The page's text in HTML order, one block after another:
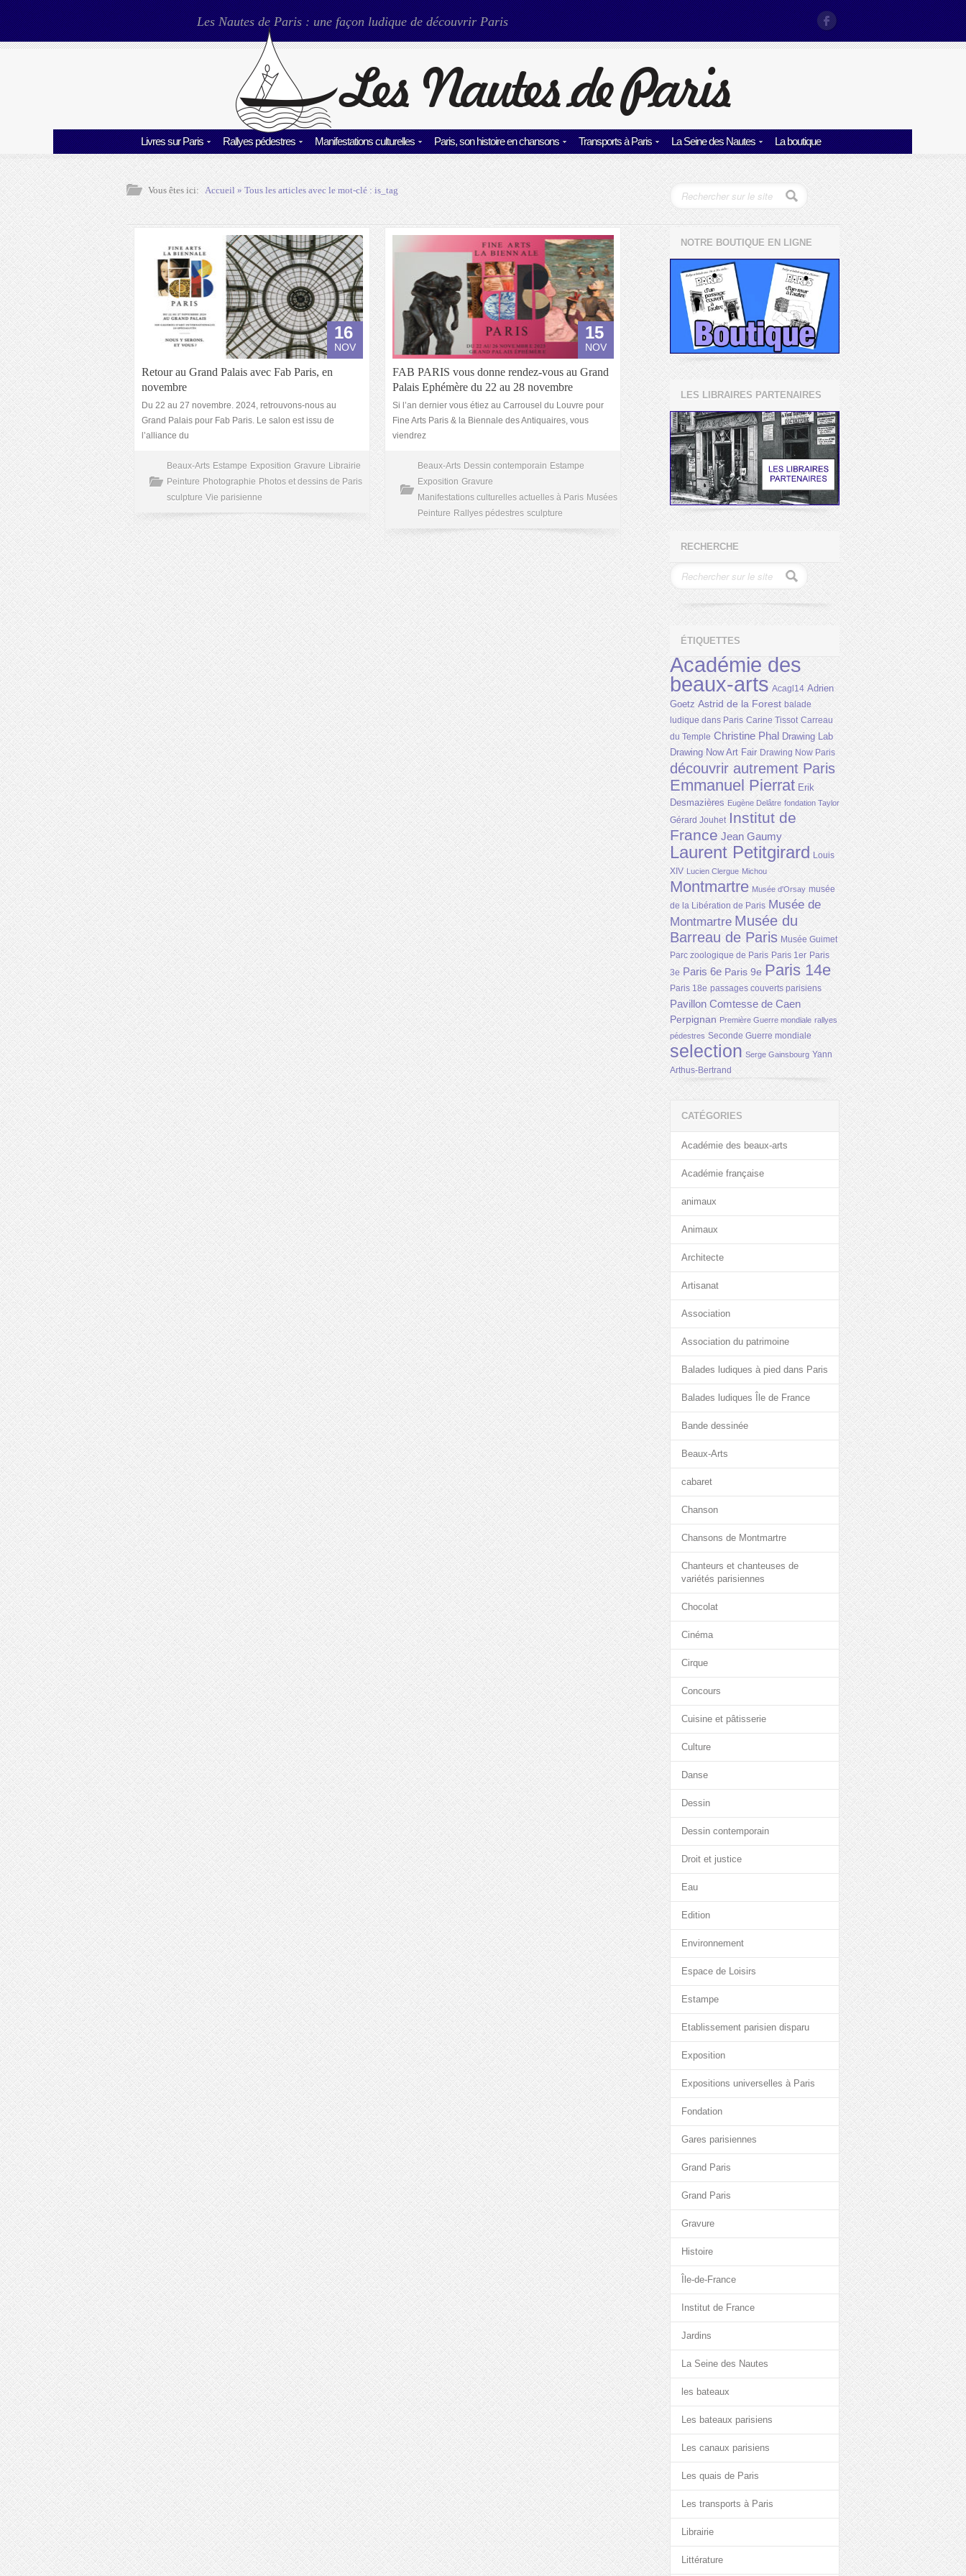
Les Nautes de Paris : une façon ludique de découvrir Paris
Livres sur Paris Rallyes pédestres Manifestations culturelles Paris, son histoire en chansons Transports à Paris La Seine des Nautes La boutique
Vous êtes ici: Accueil» Tous les articles avec le mot-clé :is_tag
16
NOV
Retour au Grand Palais avec Fab Paris, en
novembre
Du 22 au 27 novembre. 2024, retrouvons-nous au
Grand Palais pour Fab Paris. Le salon est issu de
l’alliance du
Beaux-Arts Estampe Exposition Gravure Librairie
Peinture Photographie Photos et dessins de Paris
sculpture Vie parisienne
15
NOV
FAB PARIS vous donne rendez-vous au Grand
Palais Ephémère du 22 au 28 novembre
Si l’an dernier vous étiez au Carrousel du Louvre pour
Fine Arts Paris & la Biennale des Antiquaires, vous
viendrez
Beaux-Arts Dessin contemporain Estampe
Exposition Gravure
Manifestations culturelles actuelles à Paris Musées
Peinture Rallyes pédestres sculpture
NOTRE BOUTIQUE EN LIGNE
LES LIBRAIRES PARTENAIRES
RECHERCHE
ÉTIQUETTES
Académie des
beaux-arts Acagl14 Adrien
Goetz Astrid de la Forest balade
ludique dans Paris Carine Tissot Carreau
du Temple Christine Phal Drawing Lab
Drawing Now Art Fair Drawing Now Paris
découvrir autrement Paris
Emmanuel Pierrat Erik
Desmazières Eugène Delâtre fondation Taylor
Gérard Jouhet Institut de
France Jean Gaumy
Laurent Petitgirard Louis
XIV Lucien Clergue Michou
Montmartre Musée d'Orsay musée
de la Libération de Paris Musée de
Montmartre Musée du
Barreau de Paris Musée Guimet
Parc zoologique de Paris Paris 1er Paris
3e Paris 6e Paris 9e Paris 14e
Paris 18e passages couverts parisiens
Pavillon Comtesse de Caen
Perpignan Première Guerre mondiale rallyes
pédestres Seconde Guerre mondiale
selection Serge Gainsbourg Yann
Arthus-Bertrand
CATÉGORIES
Académie des beaux-arts
Académie française
animaux
Animaux
Architecte
Artisanat
Association
Association du patrimoine
Balades ludiques à pied dans Paris
Balades ludiques Île de France
Bande dessinée
Beaux-Arts
cabaret
Chanson
Chansons de Montmartre
Chanteurs et chanteuses de
variétés parisiennes
Chocolat
Cinéma
Cirque
Concours
Cuisine et pâtisserie
Culture
Danse
Dessin
Dessin contemporain
Droit et justice
Eau
Edition
Environnement
Espace de Loisirs
Estampe
Etablissement parisien disparu
Exposition
Expositions universelles à Paris
Fondation
Gares parisiennes
Grand Paris
Grand Paris
Gravure
Histoire
Île-de-France
Institut de France
Jardins
La Seine des Nautes
les bateaux
Les bateaux parisiens
Les canaux parisiens
Les quais de Paris
Les transports à Paris
Librairie
Littérature